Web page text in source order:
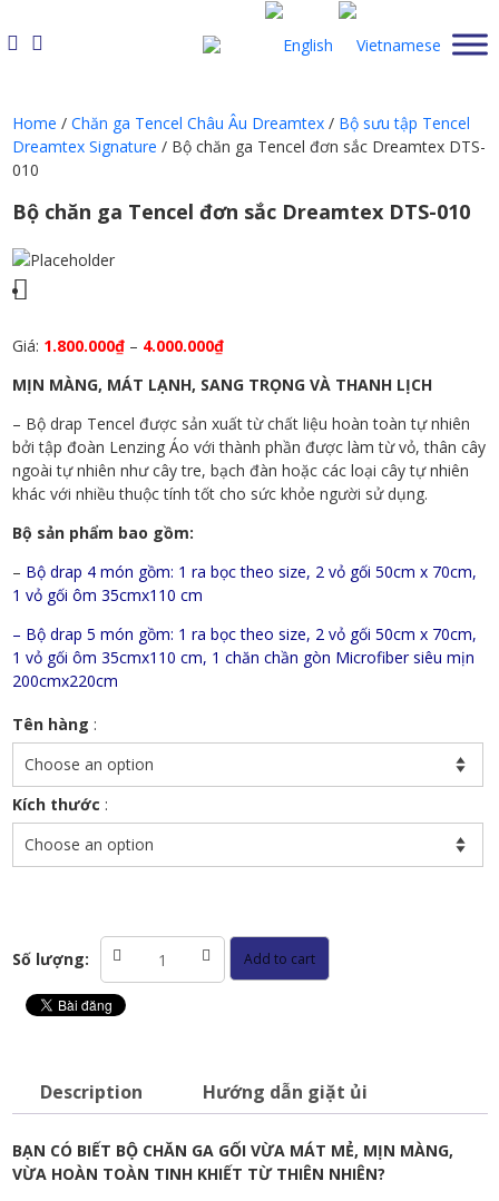
to
content
Home / Chăn ga Tencel Châu Âu Dreamtex/ Bộ sưu tập Tencel
Dreamtex Signature / Bộ chăn ga Tencel đơn sắc Dreamtex DTS-
010
Bộ chăn ga Tencel đơn sắc Dreamtex DTS-010
Giá: 1.800.000₫– 4.000.000₫
MỊN MÀNG, MÁT LẠNH, SANG TRỌNG VÀ THANH LỊCH
– Bộ drap Tencel được sản xuất từ chất liệu hoàn toàn tự nhiên
bởi tập đoàn Lenzing Áo với thành phần được làm từ vỏ, thân cây
ngoài tự nhiên như cây tre, bạch đàn hoặc các loại cây tự nhiên
khác với nhiều thuộc tính tốt cho sức khỏe người sử dụng.
Bộ sản phẩm bao gồm:
– Bộ drap 4 món gồm: 1 ra bọc theo size, 2 vỏ gối 50cm x 70cm,
1 vỏ gối ôm 35cmx110 cm
– Bộ drap 5 món gồm: 1 ra bọc theo size, 2 vỏ gối 50cm x 70cm,
1 vỏ gối ôm 35cmx110 cm, 1 chăn chần gòn Microfiber siêu mịn
200cmx220cm
Tên hàng :
Kích thước :
Số lượng:
Bộ
ga
Tencel
Dreamtex
DTS-
quantity
Add to cart
Description Hướng dẫn giặt ủi
BẠN CÓ BIẾT BỘ CHĂN GA GỐI VỪA MÁT MẺ, MỊN MÀNG,
VỪA HOÀN TOÀN TINH KHIẾT TỪ THIÊN NHIÊN?